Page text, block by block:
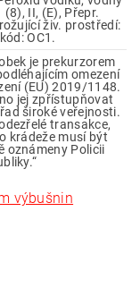
II, (E), Přepr.
živ. prostředí:
OC1.
je prekurzorem
omezení
(EU) 2019/1148.
jej zpřístupňovat
široké veřejnosti.
transakce,
krádeže musí být
oznámeny Policii
výbušnin